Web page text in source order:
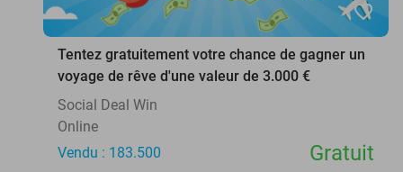
favorite_border
Tentez gratuitement votre chance de gagner un
voyage de rêve d'une valeur de 3.000 €
Social Deal Win
Online
Vendu : 183.500
Gratuit